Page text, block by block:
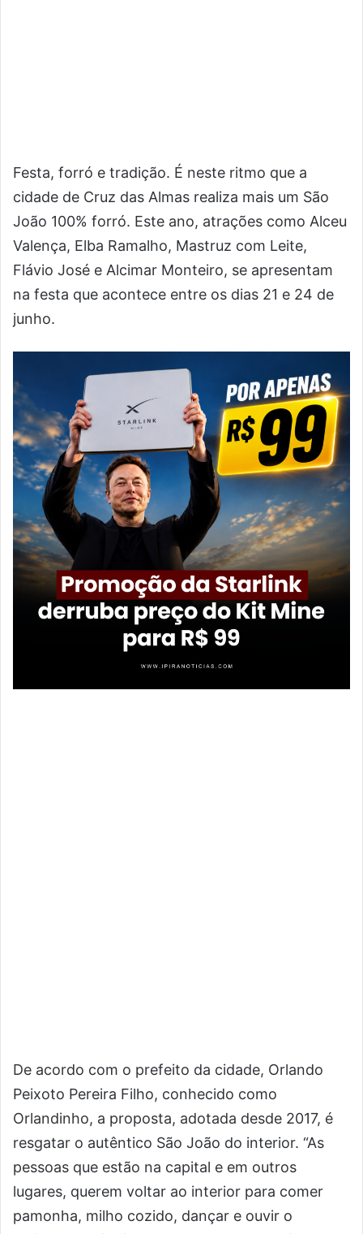
Festa, forró e tradição. É neste ritmo que a
cidade de Cruz das Almas realiza mais um São
João 100% forró. Este ano, atrações como Alceu
Valença, Elba Ramalho, Mastruz com Leite,
Flávio José e Alcimar Monteiro, se apresentam
na festa que acontece entre os dias 21 e 24 de
junho.
De acordo com o prefeito da cidade, Orlando
Peixoto Pereira Filho, conhecido como
Orlandinho, a proposta, adotada desde 2017, é
resgatar o autêntico São João do interior. “As
pessoas que estão na capital e em outros
lugares, querem voltar ao interior para comer
pamonha, milho cozido, dançar e ouvir o